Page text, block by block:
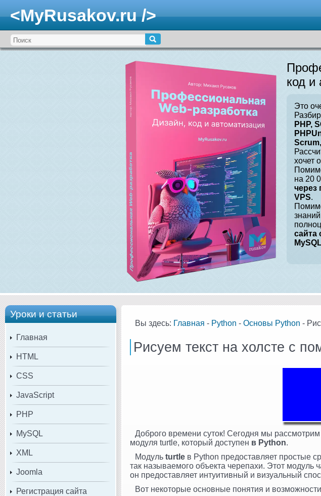
<MyRusakov.ru />
код и
Это
PHP,
хочет
на 20
через
VPS.
сайта
Уроки и статьи
Главная
HTML
CSS
JavaScript
PHP
MySQL
XML
Joomla
Регистрация сайта
Вы здесь: Главная - Python - Основы Python -
Рисуем текст на холсте с
Доброго времени суток! Сегодня мы
модуля turtle, который доступен в Python.
Модуль turtle в Python предоставляет простые
так называемого объекта черепахи. Этот модуль
он предоставляет интуитивный и визуальный
Вот некоторые основные понятия и